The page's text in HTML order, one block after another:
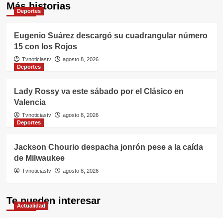
Más historias
Deportes
Eugenio Suárez descargó su cuadrangular número
15 con los Rojos
Tvnoticiastv
agosto 8, 2026
Deportes
Lady Rossy va este sábado por el Clásico en
Valencia
Tvnoticiastv
agosto 8, 2026
Deportes
Jackson Chourio despacha jonrón pese a la caída
de Milwaukee
Tvnoticiastv agosto 8, 2026
Te pueden interesar
Actualidad